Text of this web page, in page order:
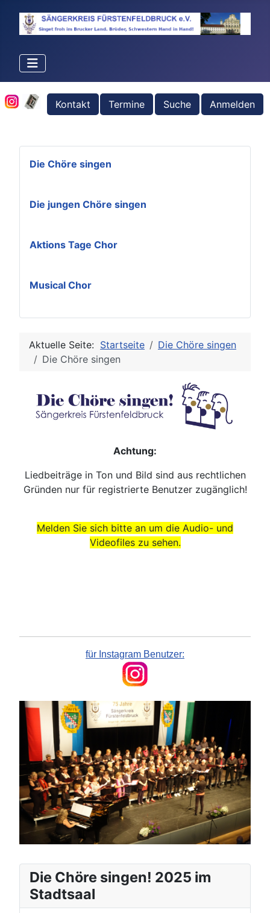
Kontakt Termine Suche Anmelden
Die Chöre singen
Die jungen Chöre singen
Aktions Tage Chor
Musical Chor
Aktuelle Seite: Startseite
Die Chöre singen
Die Chöre singen
Achtung:
Liedbeiträge in Ton und Bild sind aus rechtlichen
Gründen nur für registrierte Benutzer zugänglich!
Melden Sie sich bitte an um die Audio- und
Videofiles zu sehen.
für Instagram Benutzer:
Die Chöre singen! 2025 im
Stadtsaal